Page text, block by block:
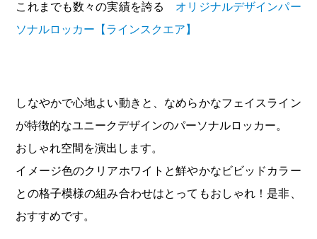
これまでも数々の実績を誇る
オリジナルデザインパー
ソナルロッカー【ラインスクエア】
しなやかで心地よい動きと、なめらかなフェイスライン
が特徴的なユニークデザインのパーソナルロッカー。
おしゃれ空間を演出します。
イメージ色のクリアホワイトと鮮やかなビビッドカラー
との格子模様の組み合わせはとってもおしゃれ！是非、
おすすめです。